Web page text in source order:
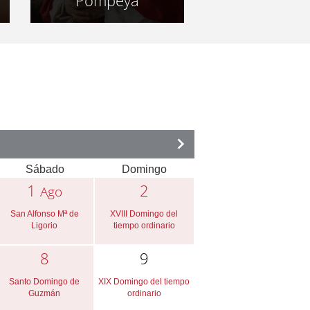
Sábado Domingo
1 Ago
San Alfonso Mª de
Ligorio
2
XVIII Domingo del
tiempo ordinario
8
Santo Domingo de
Guzmán
9
XIX Domingo del tiempo
ordinario